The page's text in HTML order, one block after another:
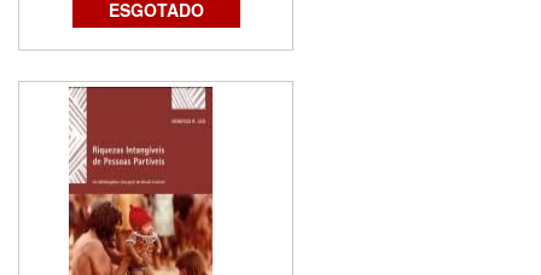
ESGOTADO